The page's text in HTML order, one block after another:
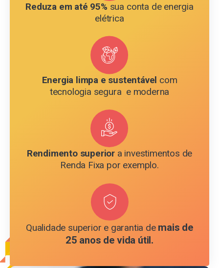
Reduza em até 95% sua conta de energia
elétrica
Energia limpa e sustentável com
tecnologia segura e moderna
Rendimento superior a investimentos de
Renda Fixa por exemplo.
Qualidade superior e garantia demais de
25 anos de vida útil.